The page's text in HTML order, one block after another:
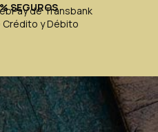
SEGUROS
de Transbank
y Débito